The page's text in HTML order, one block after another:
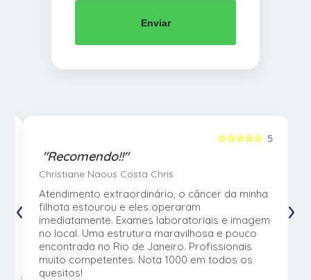
Enviar
5
☆☆☆☆☆
"Recomendo!!"
Christiane Naous Costa Chris
Atendimento extraordinário, o câncer da minha
filhota estourou e eles operaram
imediatamente. Exames laboratoriais e imagem
no local. Uma estrutura maravilhosa e pouco
encontrada no Rio de Janeiro. Profissionais
muito competentes. Nota 1000 em todos os
quesitos!
‹ ›